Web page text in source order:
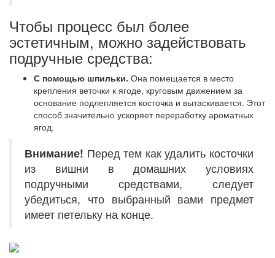
Чтобы процесс был более
эстетичным, можно задействовать
подручные средства:
С помощью шпильки. Она помещается в место
крепления веточки к ягоде, круговым движением за
основание подлепляется косточка и вытаскивается. Этот
способ значительно ускоряет переработку ароматных
ягод.
Внимание! Перед тем как удалить косточки
из вишни в домашних условиях
подручными средствами, следует
убедиться, что выбранный вами предмет
имеет петельку на конце.